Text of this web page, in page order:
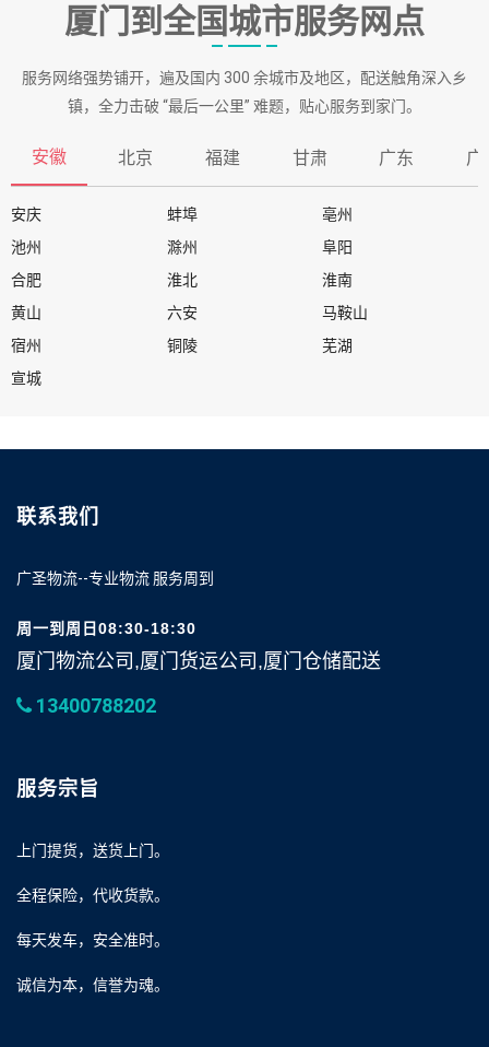
厦门到全国城市服务网点
服务网络强势铺开，遍及国内 300 余城市及地区，配送触角深入乡
镇，全力击破 “最后一公里” 难题，贴心服务到家门。
安徽 北京 福建 甘肃 广东 广
安庆 蚌埠
亳州
池州
滁州
阜阳
合肥
淮北
淮南
黄山
六安
马鞍山
宿州
铜陵
芜湖
宣城
联系我们
广圣物流--专业物流 服务周到
周一到周日08:30-18:30
厦门物流公司,厦门货运公司,厦门仓储配送
13400788202
服务宗旨
上门提货，送货上门。
全程保险，代收货款。
每天发车，安全准时。
诚信为本，信誉为魂。